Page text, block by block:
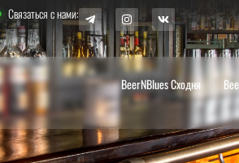
Связаться с нами:
BeerNBlues Сходня